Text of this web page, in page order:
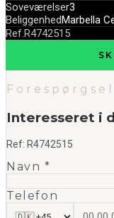
Soveværelser3
BeliggenhedMarbella
Ref.R4742515
Forespørgsel
Interesseret i
Ref: R4742515
Navn *
Telefon